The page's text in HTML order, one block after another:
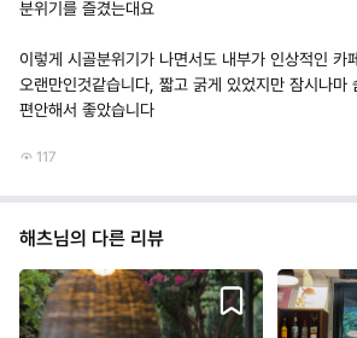
분위기를 즐겼는대요
이렇게 시골분위기가 나면서도 내부가 인상적인 카
오랜만인것같습니다, 짧고 굵게 있었지만 잠시나마
편안해서 좋았습니다
117
해츠님의 다른 리뷰